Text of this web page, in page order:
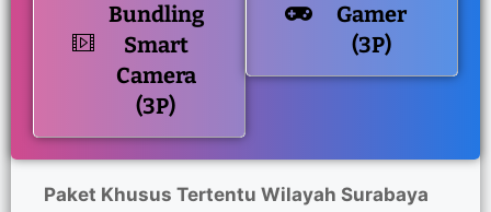
Bundling
Smart
Camera
(3P)
Gamer
(3P)
Paket Khusus Tertentu Wilayah Surabaya